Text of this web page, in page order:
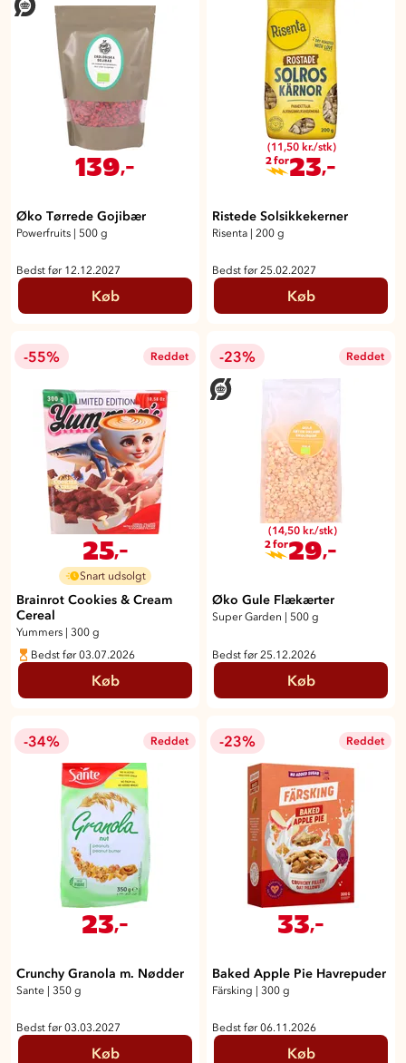
139 ,-
Øko Tørrede Gojibær
Powerfruits | 500 g
Bedst før 12.12.2027
Køb
(11,50 kr./stk)
2 for23 ,-
Ristede Solsikkekerner
Risenta | 200 g
Bedst før 25.02.2027
Køb
-55% Reddet
25,-
Snart udsolgt
Brainrot Cookies & Cream
Cereal
Yummers
300 g
Bedst før 03.07.2026
Køb
-23% Reddet
(14,50 kr./stk)
2 for29,-
Øko Gule Flækærter
Super Garden 500 g
Bedst før 25.12.2026
Køb
-34% Reddet
23 ,-
Crunchy Granola m. Nødder
Sante | 350 g
Bedst før 03.03.2027
Køb
-23% Reddet
33 ,-
Baked Apple Pie Havrepuder
Färsking | 300 g
Bedst før 06.11.2026
Køb